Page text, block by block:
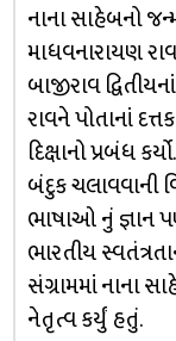
નાના સાહેબનો
માધવનારાયણ
બાજીરાવ
રાવને પોતાનાં
દિક્ષાનો પ્રબંધ
બંદુક ચલાવવાની
ભાષાઓ નું જ્ઞાન
ભારતીય
સંગ્રામમાં નાના
નેતૃત્વ કર્યું હતું.